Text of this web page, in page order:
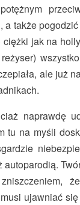
a także
jak na
ale już
naprawdę
tu na myśli
zniszczeniem,
ujawniać